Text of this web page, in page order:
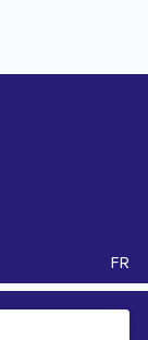
FR